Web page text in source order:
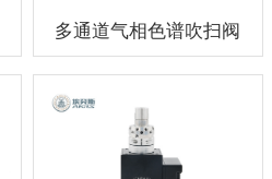
多通道气相色谱吹扫阀